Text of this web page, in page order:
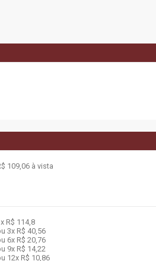
109,06 à vista
R$ 114,8
3x R$ 40,56
6x R$ 20,76
9x R$ 14,22
12x R$ 10,86